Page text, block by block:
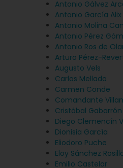
Antonio Gálvez
Antonio García Alix
Antonio Molina
Antonio Pérez
Antonio Ros de
Arturo Pérez-
Augusto Vels
Carlos Mellado
Carmen Conde
Comandante
Cristóbal Gabarrón
Diego Clemencín
Dionisia García
Eliodoro Puche
Eloy Sánchez
Emilio Castelar